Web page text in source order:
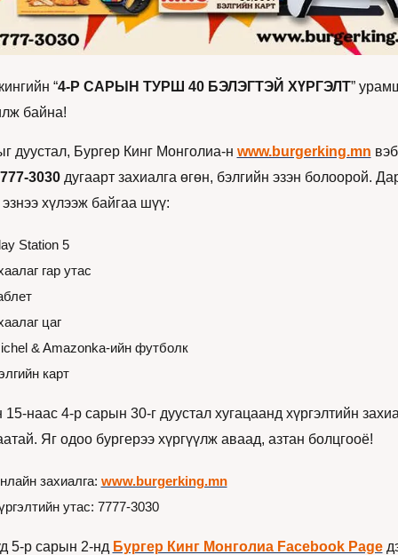
“4-Р САРЫН ТУРШ 40 БЭЛЭГТЭЙ ХҮРГЭЛТ”
байна!
дуустал, Бургер Кинг Монголиа-н www.burgerking.mn
3030 дугаарт захиалга өгөн, бэлгийн эзэн болоорой.
эзнээ хүлээж байгаа шүү:
Station 5
гар утас
цаг
& Amazonka-ийн футболк
карт
наас 4-р сарын 30-г дуустал хугацаанд хүргэлтийн
Яг одоо бургерээ хүргүүлж аваад, азтан болцгооё!
захиалга: www.burgerking.mn
утас: 7777-3030
5-р сарын 2-нд Бургер Кинг Монголиа Facebook Page